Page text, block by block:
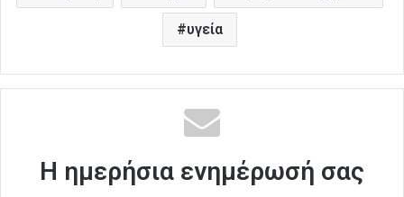
υγεία
Η ημερήσια ενημέρωσή σας